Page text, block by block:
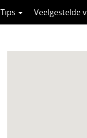
Tips Veelgestelde